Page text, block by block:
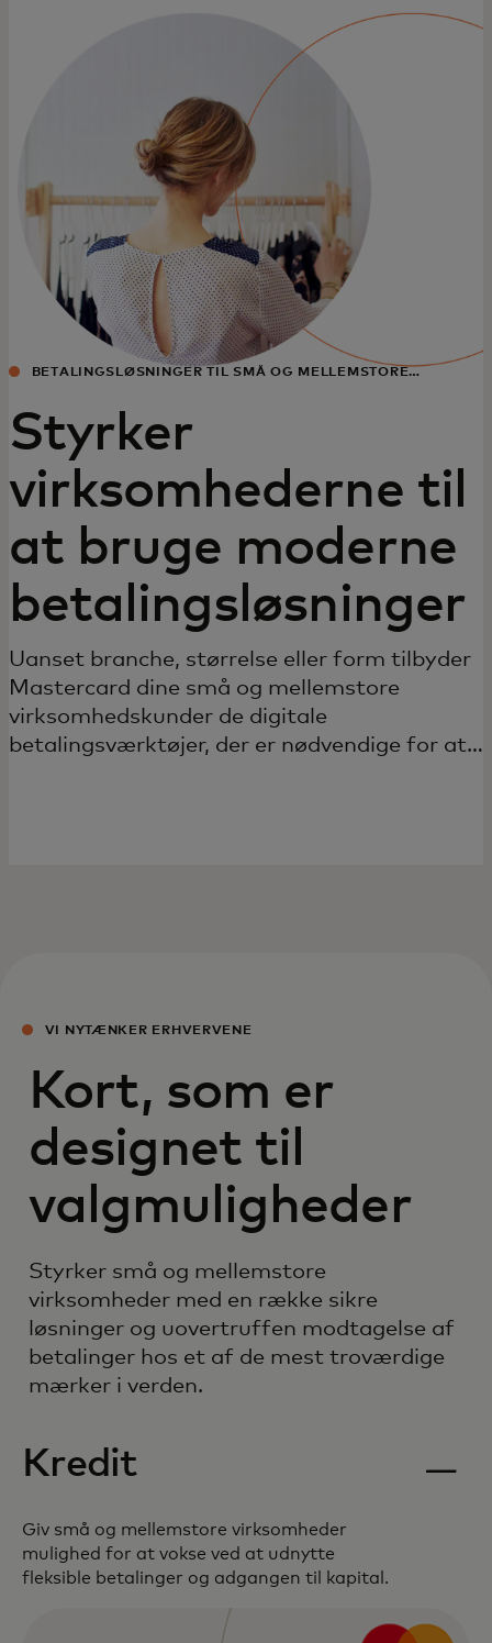
Til virksomheder
Til hele verden
Til innovatører
Nyheder og trends
BETALINGSLØSNINGER TIL SMÅ OG MELLEMSTORE
Styrker
virksomhederne til
at bruge moderne
betalingsløsninger
Uanset branche, størrelse eller form tilbyder
Mastercard dine små og mellemstore
virksomhedskunder de digitale
betalingsværktøjer, der er nødvendige for at
VI NYTÆNKER ERHVERVENE
Kort, som er
designet til
valgmuligheder
Styrker små og mellemstore
virksomheder med en række sikre
løsninger og uovertruffen modtagelse af
betalinger hos et af de mest troværdige
mærker i verden.
Kredit
Giv små og mellemstore virksomheder
mulighed for at vokse ved at udnytte
fleksible betalinger og adgangen til kapital.